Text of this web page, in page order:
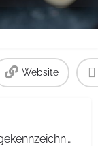
Website
Vegetarische und Vegane Gerichte gekennzeichnet